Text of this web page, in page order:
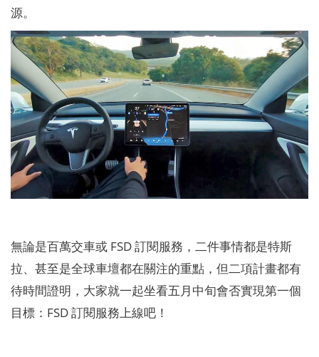
源。
無論是百萬交車或 FSD 訂閱服務，二件事情都是特斯
拉、甚至是全球車壇都在關注的重點，但二項計畫都有
待時間證明，大家就一起坐看五月中旬會否實現第一個
目標：FSD 訂閱服務上線吧！